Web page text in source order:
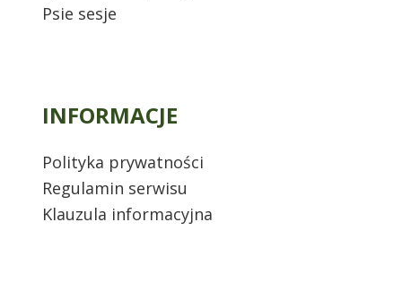
Psie sesje
INFORMACJE
Polityka prywatności
Regulamin serwisu
Klauzula informacyjna